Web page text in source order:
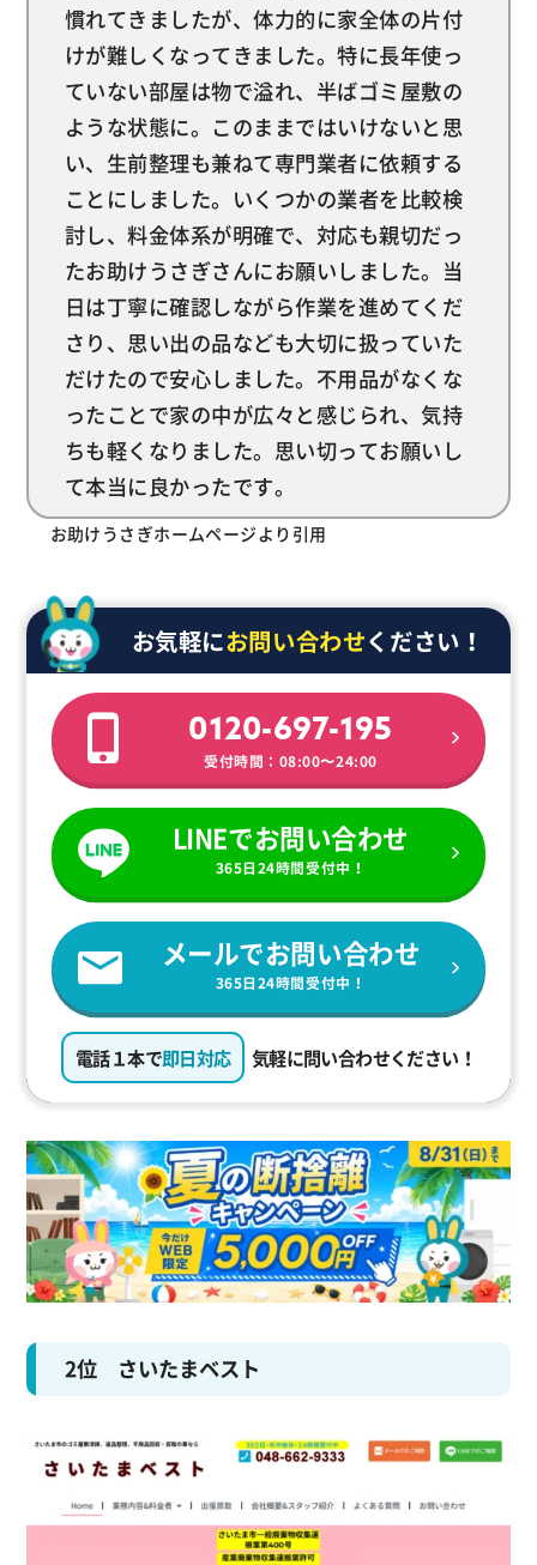
慣れてきましたが、体力的に家全体の片付
けが難しくなってきました。特に長年使っ
ていない部屋は物で溢れ、半ばゴミ屋敷の
ような状態に。このままではいけないと思
い、生前整理も兼ねて専門業者に依頼する
ことにしました。いくつかの業者を比較検
討し、料金体系が明確で、対応も親切だっ
たお助けうさぎさんにお願いしました。当
日は丁寧に確認しながら作業を進めてくだ
さり、思い出の品なども大切に扱っていた
だけたので安心しました。不用品がなくな
ったことで家の中が広々と感じられ、気持
ちも軽くなりました。思い切ってお願いし
て本当に良かったです。
お助けうさぎホームページより引用
お気軽にお問い合わせください！
0120-697-195
受付時間：08:00〜24:00
LINEでお問い合わせ
365日24時間受付中！
メールでお問い合わせ
365日24時間受付中！
電話１本で即日対応 気軽に問い合わせください！
2位 さいたまベスト